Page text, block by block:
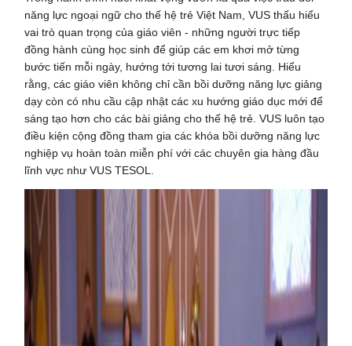
năng lực ngoại ngữ cho thế hệ trẻ Việt Nam, VUS thấu hiểu
vai trò quan trọng của giáo viên - những người trực tiếp
đồng hành cùng học sinh để giúp các em khơi mở từng
bước tiến mỗi ngày, hướng tới tương lai tươi sáng. Hiểu
rằng, các giáo viên không chỉ cần bồi dưỡng năng lực giảng
dạy còn có nhu cầu cập nhật các xu hướng giáo dục mới để
sáng tạo hơn cho các bài giảng cho thế hệ trẻ. VUS luôn tạo
điều kiện cộng đồng tham gia các khóa bồi dưỡng năng lực
nghiệp vụ hoàn toàn miễn phí với các chuyên gia hàng đầu
lĩnh vực như VUS TESOL.